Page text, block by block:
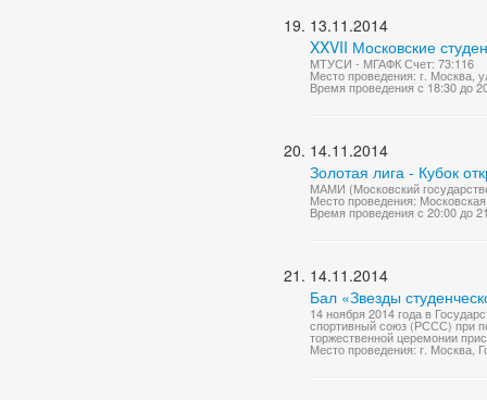
13.11.2014
XXVII Московские
МТУСИ - МГАФК Счет: 73:116
Место проведения: г. Москва,
Время проведения с 18:30 до
14.11.2014
Золотая лига - Кубок
МАМИ (Московский
Место проведения:
Время проведения с 20:00 до
14.11.2014
Бал «Звезды
14 ноября 2014 года в
спортивный союз (РССС) при
торжественной церемонии
Место проведения: г. Москва,